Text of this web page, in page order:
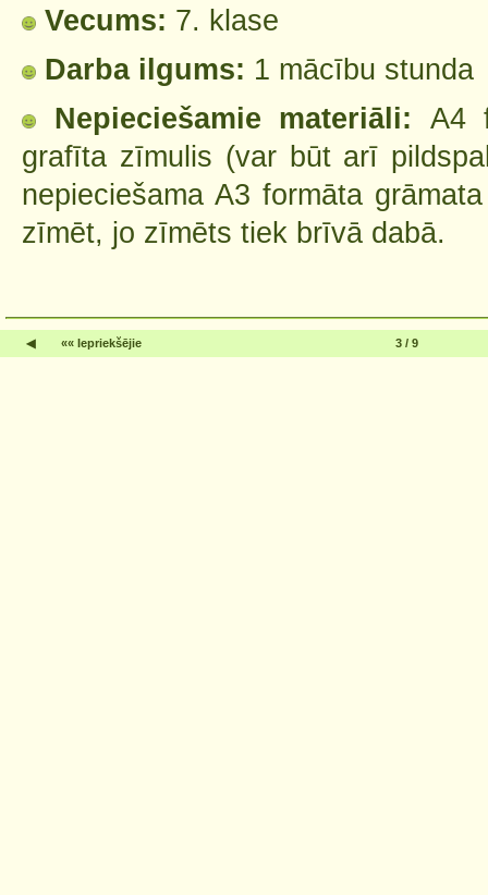
Vecums: 7. klase
Darba ilgums: 1 mācību stunda
Nepieciešamie materiāli: A4
grafīta zīmulis (var būt arī
nepieciešama A3 formāta
zīmēt, jo zīmēts tiek brīvā dabā.
◀ «« Iepriekšējie 3 / 9